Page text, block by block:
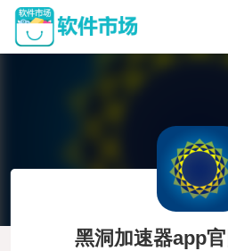
黑洞加速器app